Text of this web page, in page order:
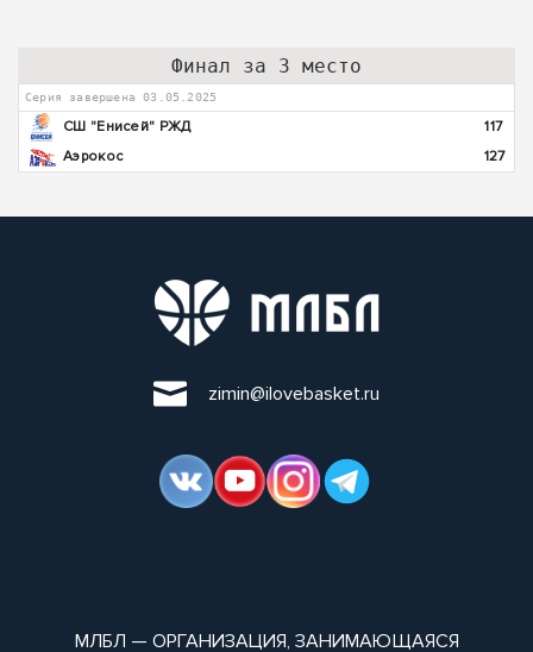
Финал за 3 место
Серия завершена 03.05.2025
СШ "Енисей" РЖД
117
Аэрокос
127
zimin@ilovebasket.ru
МЛБЛ — ОРГАНИЗАЦИЯ, ЗАНИМАЮЩАЯСЯ